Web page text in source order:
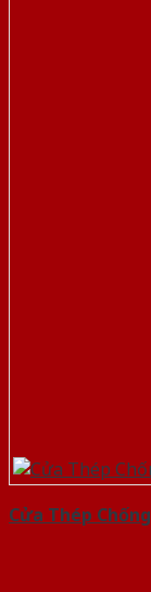
Cửa Thép